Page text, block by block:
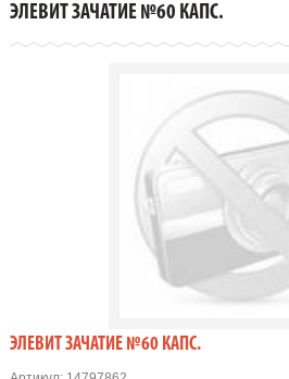
ЭЛЕВИТ ЗАЧАТИЕ №60 КАПС.
ЭЛЕВИТ ЗАЧАТИЕ №60 КАПС.